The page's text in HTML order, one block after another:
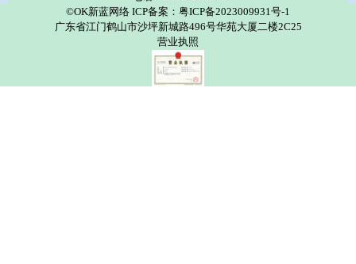
©OK新蓝网络 ICP备案：粤ICP备2023009931号-1
广东省江门鹤山市沙坪新城路496号华苑大厦二楼2C25
营业执照